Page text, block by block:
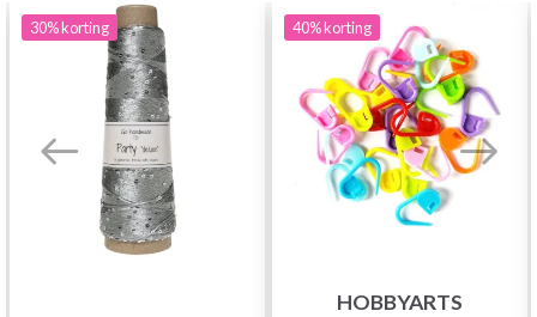
30%korting 40%korting
HOBBYARTS